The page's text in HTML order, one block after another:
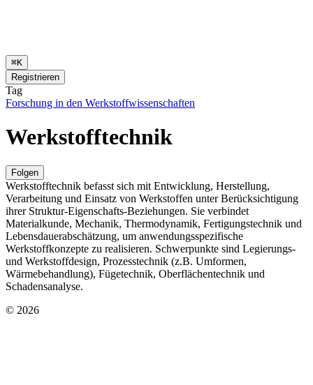
⌘K
Registrieren
Tag
Forschung in den Werkstoffwissenschaften
Werkstofftechnik
Folgen
Werkstofftechnik befasst sich mit Entwicklung, Herstellung,
Verarbeitung und Einsatz von Werkstoffen unter Berücksichtigung
ihrer Struktur‑Eigenschafts‑Beziehungen. Sie verbindet
Materialkunde, Mechanik, Thermodynamik, Fertigungstechnik und
Lebensdauerabschätzung, um anwendungsspezifische
Werkstoffkonzepte zu realisieren. Schwerpunkte sind Legierungs‑
und Werkstoffdesign, Prozesstechnik (z.B. Umformen,
Wärmebehandlung), Fügetechnik, Oberflächentechnik und
Schadensanalyse.
© 2026